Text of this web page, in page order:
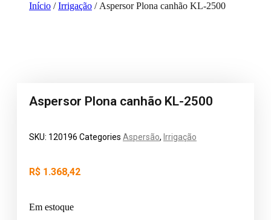
Início /Irrigação / Aspersor Plona canhão KL-2500
Aspersor Plona canhão KL-2500
SKU: 120196 Categories Aspersão, Irrigação
R$ 1.368,42
Em estoque